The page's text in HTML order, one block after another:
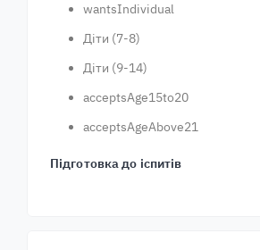
wantsIndividual
Діти (7-8)
Діти (9-14)
acceptsAge15to20
acceptsAgeAbove21
Підготовка до іспитів